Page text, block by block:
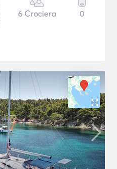
6 Crociera 0